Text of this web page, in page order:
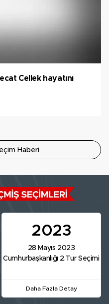
Cellek hayatını
Haberi
2023
28 Mayıs 2023
Cumhurbaşkanlığı 2.Tur Seçimi
Daha Fazla Detay